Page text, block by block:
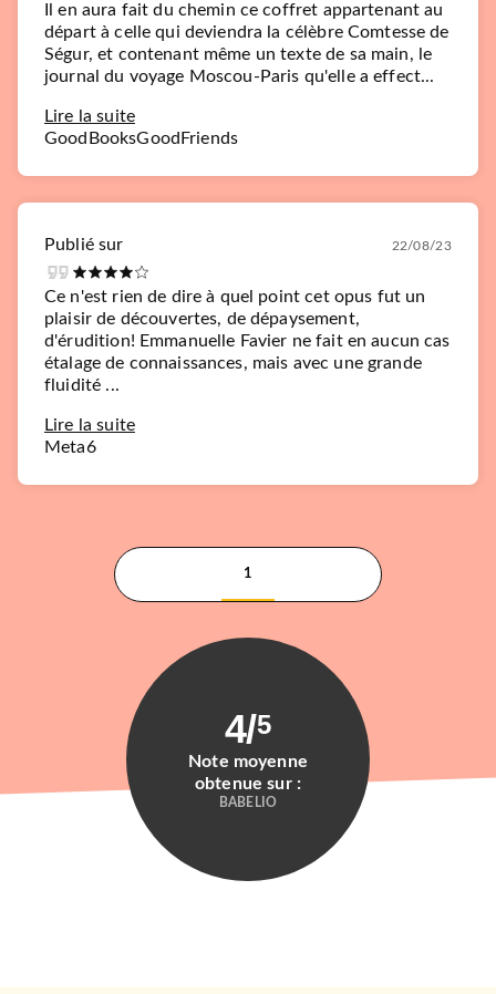
Il en aura fait du chemin ce coffret appartenant au
départ à celle qui deviendra la célèbre Comtesse de
Ségur, et contenant même un texte de sa main, le
journal du voyage Moscou-Paris qu'elle a effect...
Lire la suite
GoodBooksGoodFriends
Publié sur 22/08/23
Ce n'est rien de dire à quel point cet opus fut un
plaisir de découvertes, de dépaysement,
d'érudition! Emmanuelle Favier ne fait en aucun cas
étalage de connaissances, mais avec une grande
fluidité ...
Lire la suite
Meta6
1
4/5
Note moyenne
obtenue sur :
BABELIO